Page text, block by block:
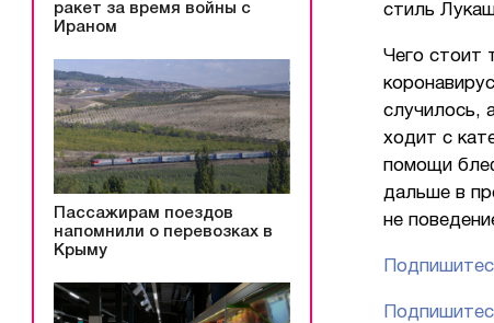
ракет за время войны с
Ираном
Пассажирам поездов
напомнили о перевозках в
Крыму
стиль
Чего стоит
случилось,
ходит с
помощи
дальше в
не